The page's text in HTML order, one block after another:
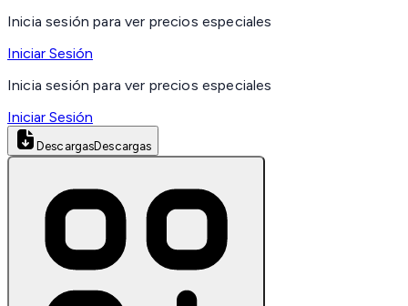
Inicia sesión para ver precios especiales
Iniciar Sesión
Inicia sesión para ver precios especiales
Iniciar Sesión
DescargasDescargas